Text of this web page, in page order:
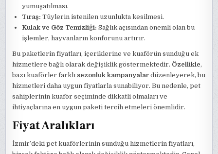
yumuşatılması.
Tıraş: Tüylerin istenilen uzunlukta kesilmesi.
Kulak ve Göz Temizliği: Sağlık açısından önemli olan bu
işlemler, hayvanların konforunu artırır.
Bu paketlerin fiyatları, içeriklerine ve kuaförün sunduğu ek
hizmetlere bağlı olarak değişiklik göstermektedir. Özellikle,
bazı kuaförler farklı sezonluk kampanyalar düzenleyerek, bu
hizmetleri daha uygun fiyatlarla sunabiliyor. Bu nedenle, pet
sahiplerinin kuaför seçiminde dikkatli olmaları ve
ihtiyaçlarına en uygun paketi tercih etmeleri önemlidir.
Fiyat Aralıkları
İzmir’deki pet kuaförlerinin sunduğu hizmetlerin fiyatları,